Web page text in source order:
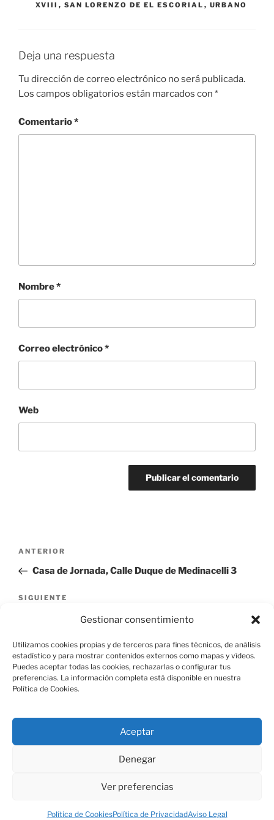
Gestionar consentimiento
Utilizamos cookies propias y de terceros para fines técnicos, de análisis
estadístico y para mostrar contenidos externos como mapas y vídeos.
Puedes aceptar todas las cookies, rechazarlas o configurar tus
preferencias. La información completa está disponible en nuestra
Política de Cookies.
Aceptar
Denegar
Ver preferencias
Política de CookiesPolítica de PrivacidadAviso Legal
XVIII , SAN LORENZO DE EL ESCORIAL , URBANO
Deja una respuesta
Tu dirección de correo electrónico no será publicada.
Los campos obligatorios están marcados con *
Comentario*
Nombre*
Correo electrónico*
Web
Navegación
entradas
Entrada
anterior:
ANTERIOR
Casa de Jornada, Calle Duque de Medinacelli 3
Siguiente
SIGUIENTE
Casa de Jornada, Calle San Pedro 10